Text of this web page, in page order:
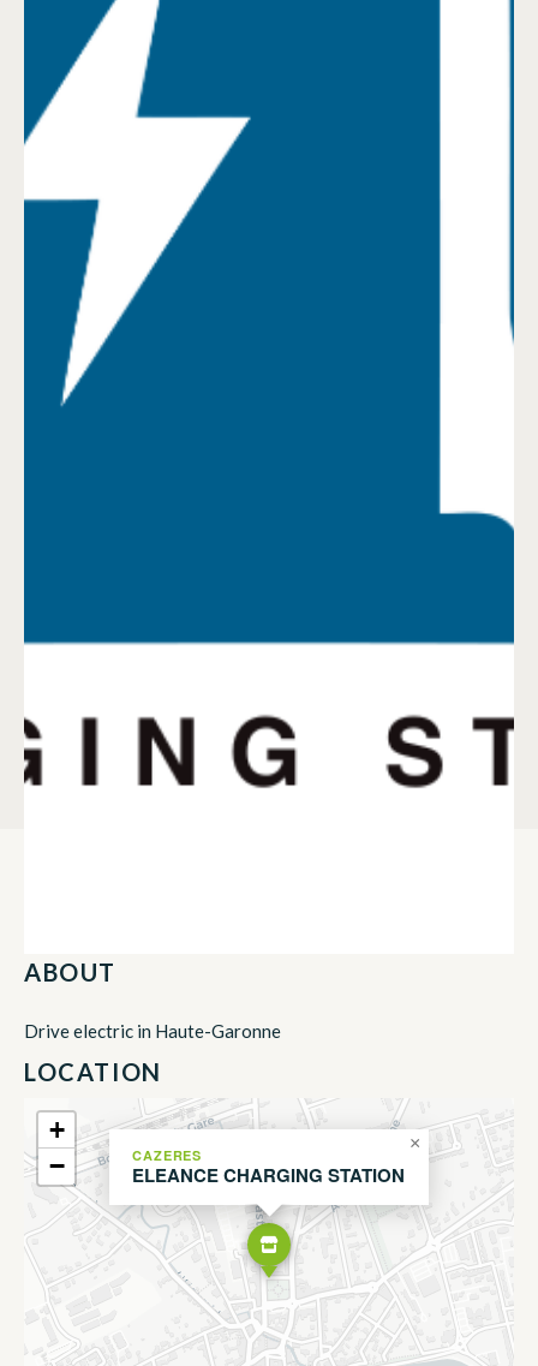
ABOUT
Drive electric in Haute-Garonne
LOCATION
CAZERES
ELEANCE CHARGING STATION
×
+
−